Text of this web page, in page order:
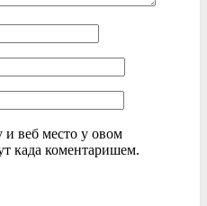
и веб место у овом
када коментаришем.